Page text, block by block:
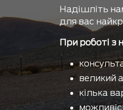
Надішліть
для вас
При роботі з
великий
кілька